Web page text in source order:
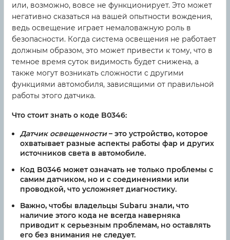
или, возможно, вовсе не функционирует. Это может
негативно сказаться на вашей опытности вождения,
ведь освещение играет немаловажную роль в
безопасности. Когда система освещения не работает
должным образом, это может привести к тому, что в
темное время суток видимость будет снижена, а
также могут возникать сложности с другими
функциями автомобиля, зависящими от правильной
работы этого датчика.
Что стоит знать о коде B0346:
Датчик освещенности– это устройство, которое
охватывает разные аспекты работы фар и других
источников света в автомобиле.
Код B0346 может означать не только проблемы с
самим датчиком, но и с соединениями или
проводкой, что усложняет диагностику.
Важно, чтобы владельцы Subaru знали, что
наличие этого кода не всегда наверняка
приводит к серьезным проблемам, но оставлять
его без внимания не следует.